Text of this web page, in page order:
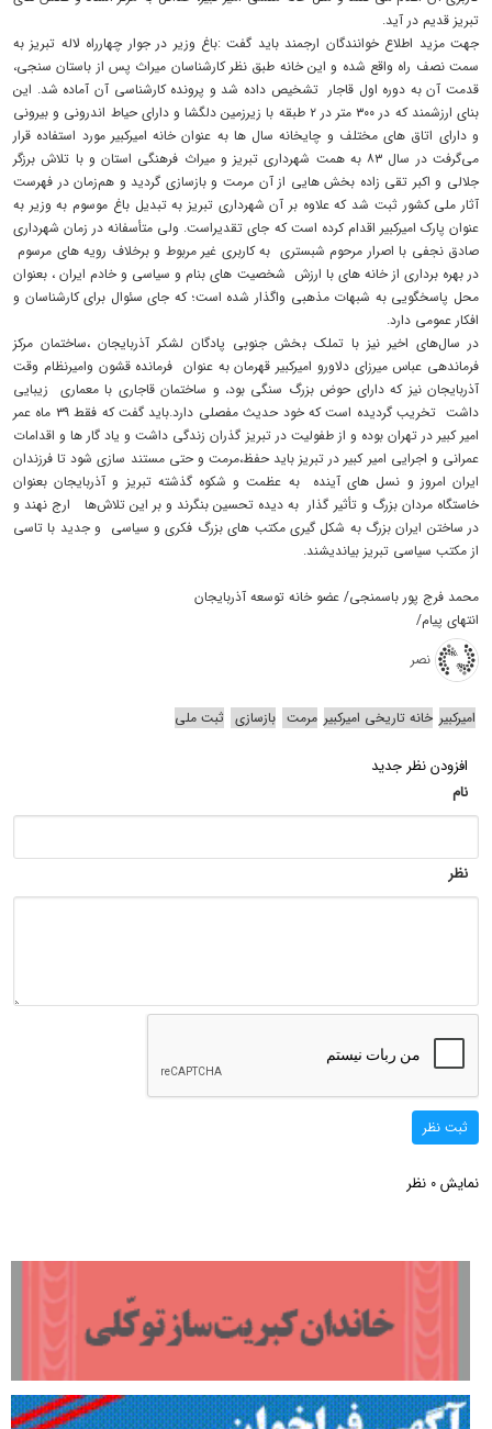
تبریز قدیم در آید.
جهت مزید اطلاع خوانندگان ارجمند باید گفت :باغ وزیر در جوار چهارراه لاله تبریز به
سمت نصف راه واقع شده و این خانه طبق نظر کارشناسان میراث پس از باستان سنجی،
قدمت آن به دوره اول قاجار تشخیص داده شد و پرونده کارشناسی آن آماده شد. این
بنای ارزشمند که در ۳۰۰ متر در ۲ طبقه با زیرزمین دلگشا و دارای حیاط اندرونی و بیرونی
و دارای اتاق های مختلف و چایخانه سال ها به عنوان خانه امیرکبیر مورد استفاده قرار
می‌گرفت در سال ۸۳ به همت شهرداری تبریز و میراث فرهنگی استان و با تلاش برزگر
جلالی و اکبر تقی زاده بخش هایی از آن مرمت و بازسازی گردید و هم‌زمان در فهرست
آثار ملی کشور ثبت شد که علاوه بر آن شهرداری تبریز به تبدیل باغ موسوم به وزیر به
عنوان پارک امیرکبیر اقدام کرده است که جای تقدیراست. ولی متأسفانه در زمان شهرداری
صادق نجفی با اصرار مرحوم شبستری به کاربری غیر مربوط و برخلاف رویه های مرسوم
در بهره برداری از خانه های با ارزش شخصیت های بنام و سیاسی و خادم ایران ، بعنوان
محل پاسخگویی به شبهات مذهبی واگذار شده است؛ که جای سئوال برای کارشناسان و
افکار عمومی دارد.
در سال‌های اخیر نیز با تملک بخش جنوبی پادگان لشکر آذربایجان ،ساختمان مرکز
فرماندهی عباس میرزای دلاورو امیرکبیر قهرمان به عنوان فرمانده قشون وامیرنظام وقت
آذربایجان نیز که دارای حوض بزرگ سنگی بود، و ساختمان قاجاری با معماری زیبایی
داشت تخریب گردیده است که خود حدیث مفصلی دارد.باید گفت که فقط ۳۹ ماه عمر
امیر کبیر در تهران بوده و از طفولیت در تبریز گذران زندگی داشت و یاد گار ها و اقدامات
عمرانی و اجرایی امیر کبیر در تبریز باید حفظ،مرمت و حتی مستند سازی شود تا فرزندان
ایران امروز و نسل های آینده به عظمت و شکوه گذشته تبریز و آذربایجان بعنوان
خاستگاه مردان بزرگ و تأثیر گذار به دیده تحسین بنگرند و بر این تلاش‌ها ارج نهند و
در ساختن ایران بزرگ به شکل گیری مکتب های بزرگ فکری و سیاسی و جدید با تاسی
از مکتب سیاسی تبریز بيانديشند.
محمد فرج پور باسمنجی/ عضو خانه توسعه آذربایجان
انتهای پیام/
نصر
امیرکبیر خانه تاریخی امیرکبیر مرمت بازسازی ثبت ملی
افزودن نظر جدید
نام
نظر
ثبت نظر
نمایش 0 نظر